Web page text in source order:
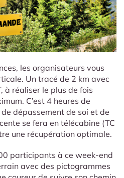
les organisateurs vous
Un tracé de 2 km avec
à réaliser le plus de fois
C’est 4 heures de
dépassement de soi et de
se fera en télécabine (TC
une récupération optimale.
participants à ce week-end
avec des pictogrammes